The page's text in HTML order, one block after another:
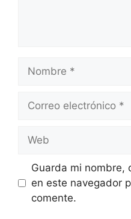
Nombre
Correo
Web
Guarda mi nombre,
en este navegador
comente.